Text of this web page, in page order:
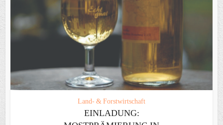
Land- & Forstwirtschaft
EINLADUNG: